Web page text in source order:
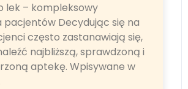
lek – kompleksowy
pacjentów Decydując się na
często zastanawiają się,
najbliższą, sprawdzoną i
aptekę. Wpisywane w